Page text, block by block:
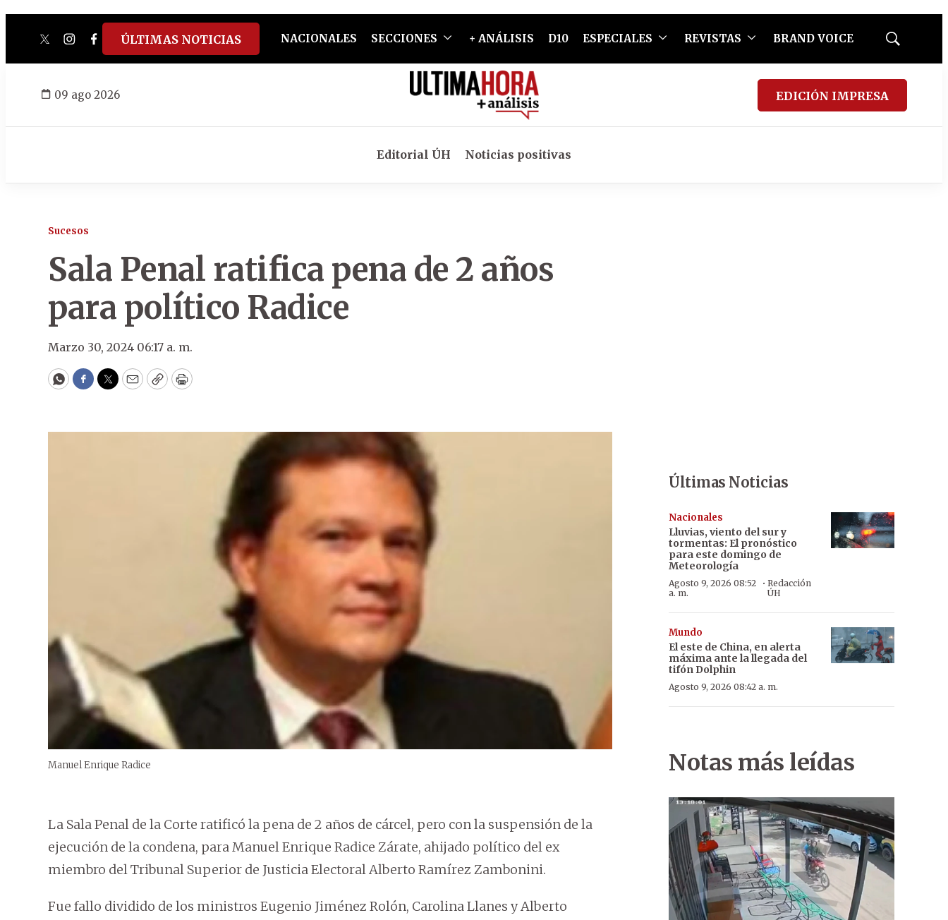
twitterinstagram
facebook
tiktokyoutube
spotify
ÚLTIMAS NOTICIAS NACIONALES SECCIONES + ANÁLISIS D10 ESPECIALES REVISTAS BRAND VOICE
Mostrar
09 ago 2026 EDICIÓN IMPRESA
Editorial ÚH Noticias positivas
Sucesos
Sala Penal ratifica pena de 2 años
para político Radice
Marzo 30, 2024 06:17 a. m.
WhatsApp
Facebook
Twitter
EmailCopyPrint
Manuel Enrique Radice
La Sala Penal de la Corte ratificó la pena de 2 años de cárcel, pero con la suspensión de la
ejecución de la condena, para Manuel Enrique Radice Zárate, ahijado político del ex
miembro del Tribunal Superior de Justicia Electoral Alberto Ramírez Zambonini.
Fue fallo dividido de los ministros Eugenio Jiménez Rolón, Carolina Llanes y Alberto
Últimas Noticias
Nacionales
Lluvias, viento del sur y
tormentas: El pronóstico
para este domingo de
Meteorología
Agosto 9, 2026 08:52
a. m.
· Redacción
ÚH
Mundo
El este de China, en alerta
máxima ante la llegada del
tifón Dolphin
Agosto 9, 2026 08:42 a. m.
Notas más leídas